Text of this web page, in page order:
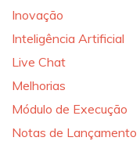
Inovação
Inteligência Artificial
Live Chat
Melhorias
Módulo de Execução
Notas de Lançamento